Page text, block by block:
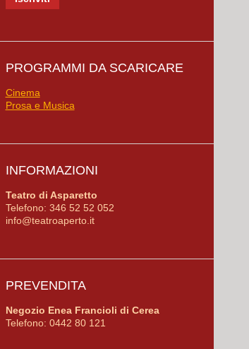
PROGRAMMI DA SCARICARE
Cinema
Prosa e Musica
INFORMAZIONI
Teatro di Asparetto
Telefono: 346 52 52 052
info@teatroaperto.it
PREVENDITA
Negozio Enea Francioli di Cerea
Telefono: 0442 80 121